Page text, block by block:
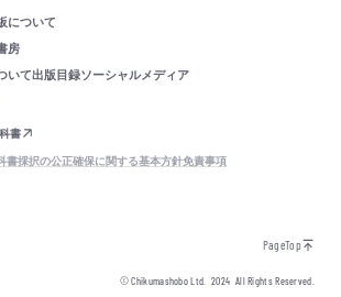
について
房
いて出版目録ソーシャルメディア
書
書採択の公正確保に関する基本方針免責事項
PageTop
© Chikumashobo Ltd.2024 All Rights Reserved.